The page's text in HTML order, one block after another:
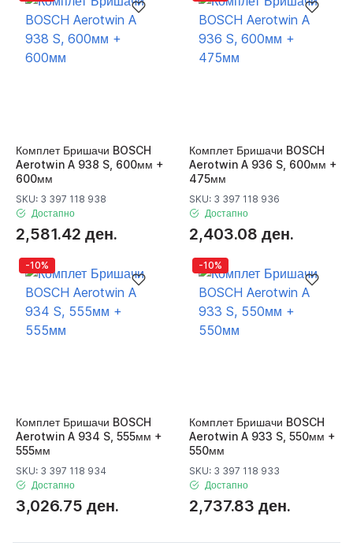
Комплет Бришачи BOSCH
Aerotwin A 938 S, 600мм +
600мм
SKU: 3 397 118 938
Достапно
2,581.42 ден.
Комплет Бришачи BOSCH
Aerotwin A 936 S, 600мм +
475мм
SKU: 3 397 118 936
Достапно
2,403.08 ден.
-10%
Комплет Бришачи BOSCH
Aerotwin A 934 S, 555мм +
555мм
SKU: 3 397 118 934
Достапно
3,026.75 ден.
-10%
Комплет Бришачи BOSCH
Aerotwin A 933 S, 550мм +
550мм
SKU: 3 397 118 933
Достапно
2,737.83 ден.